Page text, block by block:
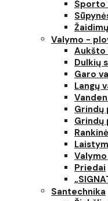
Sporto
Valymo -
Aukšto
Dulkių
Garo
Langų
Grindų
Grindų
Priedai
Santechnika